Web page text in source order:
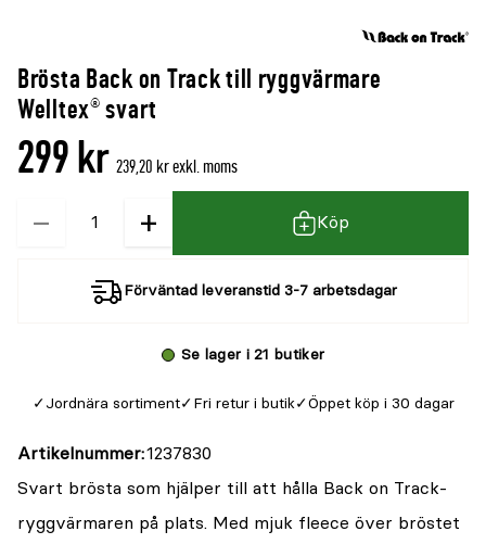
Brösta Back on Track till ryggvärmare
Welltex® svart
299 kr 239,20 kr exkl. moms
−
Kvantitet + Köp
Förväntad leveranstid 3-7 arbetsdagar
Se lager i 21 butiker
Jordnära sortiment Fri retur i butik Öppet köp i 30 dagar
Artikelnummer 1237830
Svart brösta som hjälper till att hålla Back on Track-
ryggvärmaren på plats. Med mjuk fleece över bröstet